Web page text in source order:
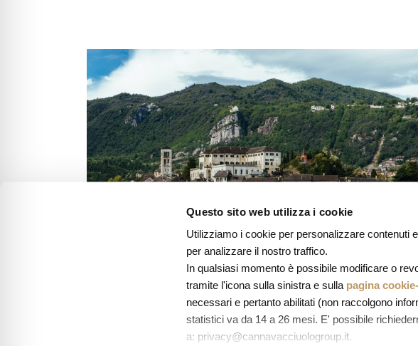
Questo sito web utilizza i cookie
Utilizziamo i cookie per personalizzare contenuti
per analizzare il nostro traffico.
In qualsiasi momento è possibile modificare o
tramite l'icona sulla sinistra e sulla pagina
necessari e pertanto abilitati (non raccolgono
statistici va da 14 a 26 mesi. E' possibile
a: privacy@cannavacciuologroup.it.
LAGO D’ORTA: UN VIAGGIO